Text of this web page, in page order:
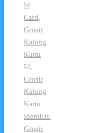
Id
Card,
Grosir
Kalung
Kartu
Id,
Grosir
Kalung
Kartu
Identitas,
Grosir